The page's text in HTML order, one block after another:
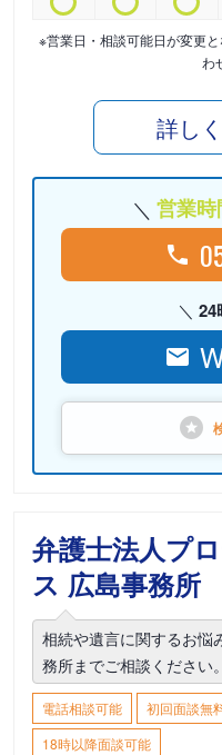
※営業日・相談可能日が変更
わ
詳し
営業時
24
弁護士法人プ
ス 広島事務所
相続や遺言に関するお悩
務所までご相談ください。
電話相談可能 初回面談無
18時以降面談可能